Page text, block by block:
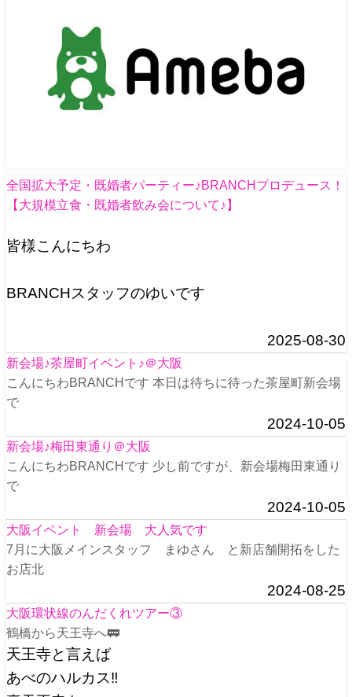
全国拡大予定・既婚者パーティー♪BRANCHプロデュース！
【大規模立食・既婚者飲み会について♪】
皆様こんにちわ
BRANCHスタッフのゆいです
2025-08-30
新会場♪茶屋町イベント♪＠大阪
こんにちわBRANCHです 本日は待ちに待った茶屋町新会場
で
2024-10-05
新会場♪梅田東通り＠大阪
こんにちわBRANCHです 少し前ですが、新会場梅田東通り
で
2024-10-05
大阪イベント 新会場 大人気です
7月に大阪メインスタッフ まゆさん と新店舗開拓をした
お店北
2024-08-25
大阪環状線のんだくれツアー③
鶴橋から天王寺へ🚃
天王寺と言えば
あべのハルカス‼️